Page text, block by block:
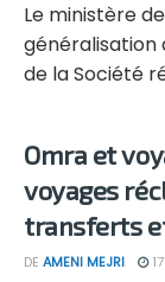
Le ministère
généralisation
de la Société
Omra et
voyages
transferts
DE AMENI MEJRI